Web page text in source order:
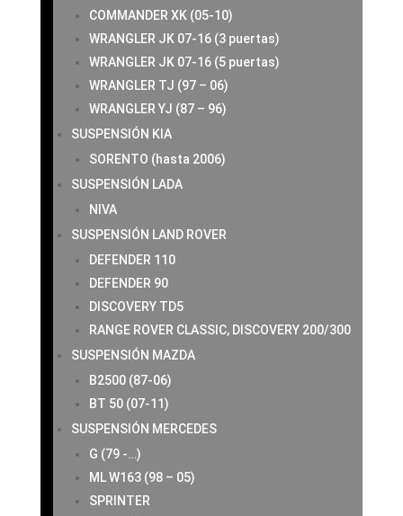
COMMANDER XK (05-10)
WRANGLER JK 07-16 (3 puertas)
WRANGLER JK 07-16 (5 puertas)
WRANGLER TJ (97 – 06)
WRANGLER YJ (87 – 96)
SUSPENSIÓN KIA
SORENTO (hasta 2006)
SUSPENSIÓN LADA
NIVA
SUSPENSIÓN LAND ROVER
DEFENDER 110
DEFENDER 90
DISCOVERY TD5
RANGE ROVER CLASSIC, DISCOVERY 200/300
SUSPENSIÓN MAZDA
B2500 (87-06)
BT 50 (07-11)
SUSPENSIÓN MERCEDES
G (79 -…)
ML W163 (98 – 05)
SPRINTER